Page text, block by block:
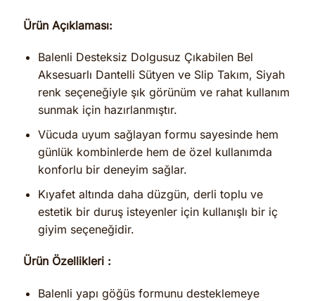
Ürün Açıklaması:
Balenli Desteksiz Dolgusuz Çıkabilen Bel
Aksesuarlı Dantelli Sütyen ve Slip Takım, Siyah
renk seçeneğiyle şık görünüm ve rahat kullanım
sunmak için hazırlanmıştır.
Vücuda uyum sağlayan formu sayesinde hem
günlük kombinlerde hem de özel kullanımda
konforlu bir deneyim sağlar.
Kıyafet altında daha düzgün, derli toplu ve
estetik bir duruş isteyenler için kullanışlı bir iç
giyim seçeneğidir.
Ürün Özellikleri :
Balenli yapı göğüs formunu desteklemeye